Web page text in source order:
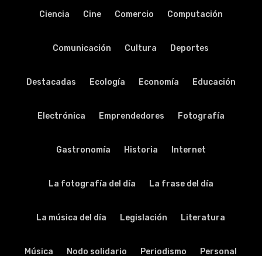
Ciencia Cine Comercio Computación
Comunicación Cultura Deportes
Destacadas Ecología Economía Educación
Electrónica Emprendedores Fotografía
Gastronomía Historia Internet
La fotografía del día La frase del día
La música del día Legislación Literatura
Música Nodo solidario Periodismo Personal